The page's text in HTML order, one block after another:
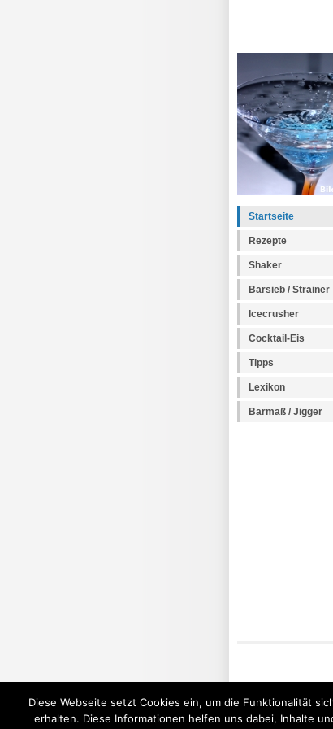
Startseite
Rezepte
Shaker
Barsieb / Strainer
Icecrusher
Cocktail-Eis
Tipps
Lexikon
Barmaß / Jigger
Diese Webseite setzt Cookies ein, um die Funktionalität
erhalten. Diese Informationen helfen uns dabei, Inhalte